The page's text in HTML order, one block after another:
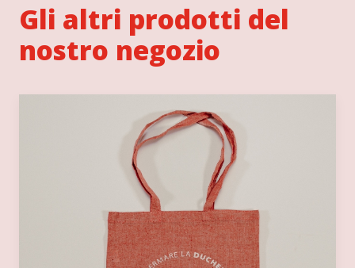
Gli altri prodotti del
nostro negozio